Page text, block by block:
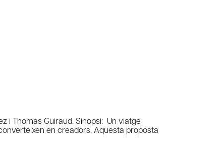
i Thomas Guiraud. Sinopsi: Un viatge
en creadors. Aquesta proposta